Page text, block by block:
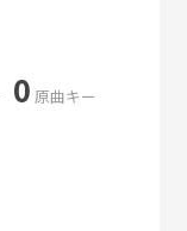
0 原曲キー